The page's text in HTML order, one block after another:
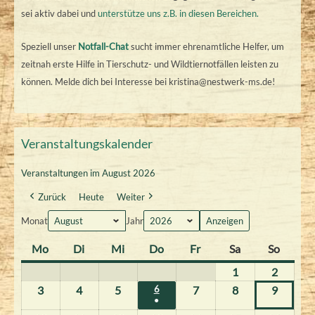
sei aktiv dabei undunterstütze uns z.B. in diesen Bereichen.
Speziell unser Notfall-Chatsucht immer ehrenamtliche Helfer, um
zeitnah erste Hilfe in Tierschutz- und Wildtiernotfällen leisten zu
können. Melde dich bei Interesse bei kristina@nestwerk-ms.de!
Veranstaltungskalender
Veranstaltungen im August 2026
Zurück Heute Weiter
Monat Jahr
Mo
o
n
Di
i
e
MiM
i
t
DoD
o
n
FrF
r
e
SaS
a
m
So
o
n
1
.
A
22
.
A
33
.
44
.
5
.
66
●
77
.
88
.
99
.